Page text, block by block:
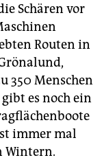
Schären vor
Routen in
350 Menschen
es noch ein
immer mal
Wintern.